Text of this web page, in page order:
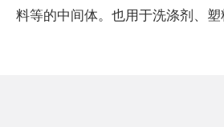
料等的中间体。也用于洗涤剂、塑